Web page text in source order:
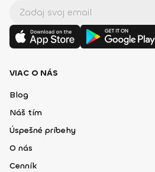
VIAC O NÁS
Blog
Náš tím
Úspešné príbehy
O nás
Cenník